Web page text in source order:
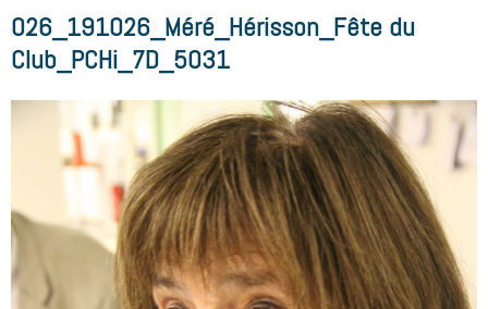
026_191026_Méré_Hérisson_Fête du
Club_PCHi_7D_5031